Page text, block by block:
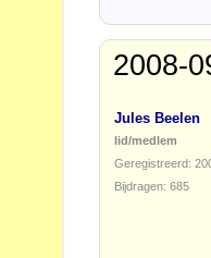
2008-
Jules Beelen
lid/medlem
Geregistreerd:
Bijdragen: 685